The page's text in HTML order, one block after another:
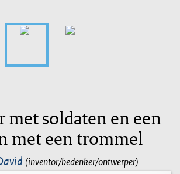
soldaten en een
met een trommel
(inventor/bedenker/ontwerper)